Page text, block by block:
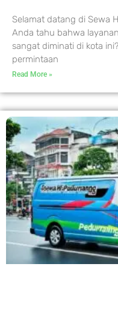
Selamat datang di Sewa
Anda tahu bahwa
sangat diminati di kota
permintaan
Read More »